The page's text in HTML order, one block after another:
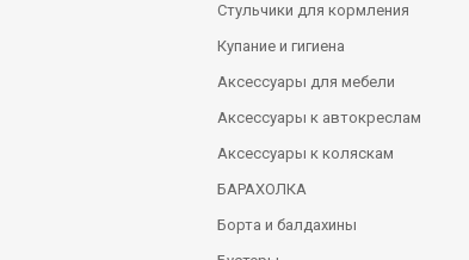
Стульчики для кормления
Купание и гигиена
Аксессуары для мебели
Аксессуары к автокреслам
Аксессуары к коляскам
БАРАХОЛКА
Борта и балдахины